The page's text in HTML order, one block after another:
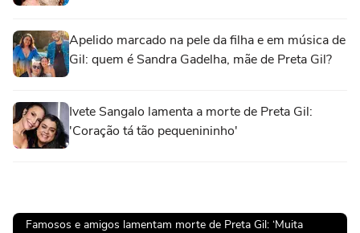
Apelido marcado na pele da filha e em música de
Gil: quem é Sandra Gadelha, mãe de Preta Gil?
Ivete Sangalo lamenta a morte de Preta Gil:
'Coração tá tão pequenininho'
Famosos e amigos lamentam morte de Preta Gil: ‘Muita